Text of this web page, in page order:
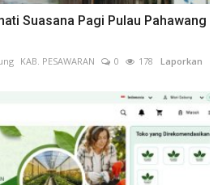
Suasana Pagi Pulau Pahawang
KAB. PESAWARAN 0 178 Laporkan